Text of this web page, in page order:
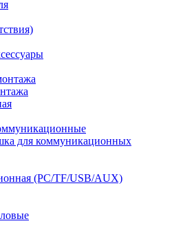
для коммуникационных
(PC/TF/USB/AUX)